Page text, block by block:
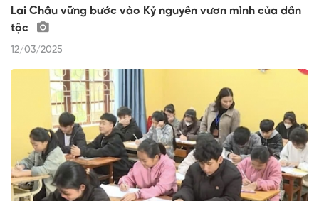
Lai Châu vững bước vào Kỷ nguyên vươn mình của dân
tộc
12/03/2025